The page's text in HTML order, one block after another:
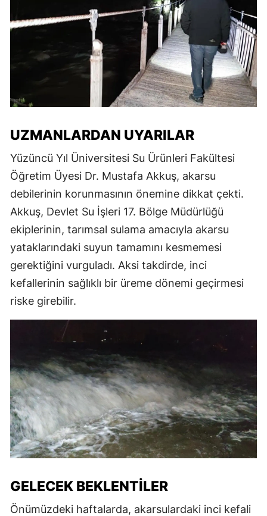
UZMANLARDAN UYARILAR
Yüzüncü Yıl Üniversitesi Su Ürünleri Fakültesi
Öğretim Üyesi Dr. Mustafa Akkuş, akarsu
debilerinin korunmasının önemine dikkat çekti.
Akkuş, Devlet Su İşleri 17. Bölge Müdürlüğü
ekiplerinin, tarımsal sulama amacıyla akarsu
yataklarındaki suyun tamamını kesmemesi
gerektiğini vurguladı. Aksi takdirde, inci
kefallerinin sağlıklı bir üreme dönemi geçirmesi
riske girebilir.
GELECEK BEKLENTILER
Önümüzdeki haftalarda, akarsulardaki inci kefali